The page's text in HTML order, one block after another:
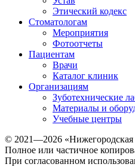
Этический кодекс
Стоматологам
Мероприятия
Фотоотчеты
Пациентам
Врачи
Каталог клиник
Организациям
Зуботехнические
Материалы и
Учебные центры
© 2021—2026 «Нижегородская
Полное или частичное
При согласованном